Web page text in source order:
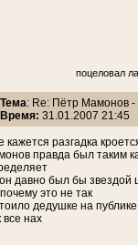
поцеловал
Тема: Re: Пётр Мамонов -
Время: 31.01.2007 21:45
кажется разгадка
правда был таким
давно был бы звездой
это не так
дедушке на
все нах